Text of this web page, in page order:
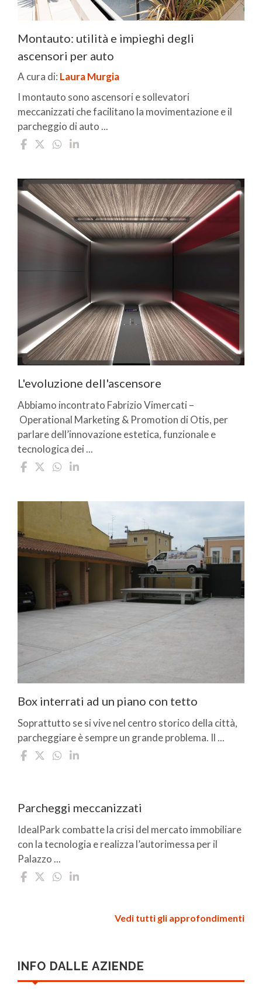
Montauto: utilità e impieghi degli
ascensori per auto
A cura di: Laura Murgia
I montauto sono ascensori e sollevatori
meccanizzati che facilitano la movimentazione e il
parcheggio di auto ...
L'evoluzione dell'ascensore
Abbiamo incontrato Fabrizio Vimercati –
Operational Marketing & Promotion di Otis, per
parlare dell’innovazione estetica, funzionale e
tecnologica dei ...
Box interrati ad un piano con tetto
Soprattutto se si vive nel centro storico della città,
parcheggiare è sempre un grande problema. Il ...
Parcheggi meccanizzati
IdealPark combatte la crisi del mercato immobiliare
con la tecnologia e realizza l’autorimessa per il
Palazzo ...
Vedi tutti gli approfondimenti
INFO DALLE AZIENDE